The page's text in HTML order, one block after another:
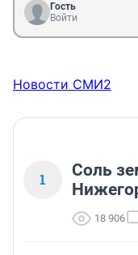
Гость
Войти
Новости СМИ2
1
Соль
18 906